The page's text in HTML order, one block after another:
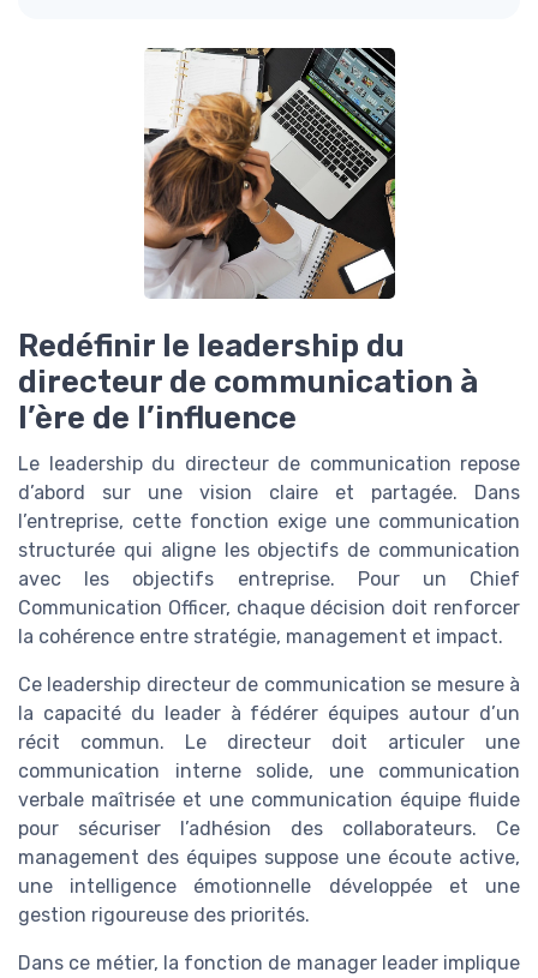
Redéfinir le leadership du
directeur de communication à
l’ère de l’influence
Le leadership du directeur de communication repose
d’abord sur une vision claire et partagée. Dans
l’entreprise, cette fonction exige une communication
structurée qui aligne les objectifs de communication
avec les objectifs entreprise. Pour un Chief
Communication Officer, chaque décision doit renforcer
la cohérence entre stratégie, management et impact.
Ce leadership directeur de communication se mesure à
la capacité du leader à fédérer équipes autour d’un
récit commun. Le directeur doit articuler une
communication interne solide, une communication
verbale maîtrisée et une communication équipe fluide
pour sécuriser l’adhésion des collaborateurs. Ce
management des équipes suppose une écoute active,
une intelligence émotionnelle développée et une
gestion rigoureuse des priorités.
Dans ce métier, la fonction de manager leader implique